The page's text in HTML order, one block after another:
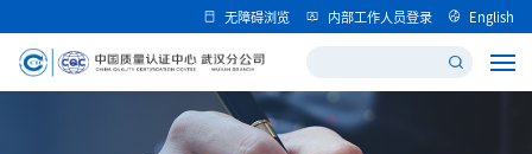
无障碍浏览 内部工作人员登录 English